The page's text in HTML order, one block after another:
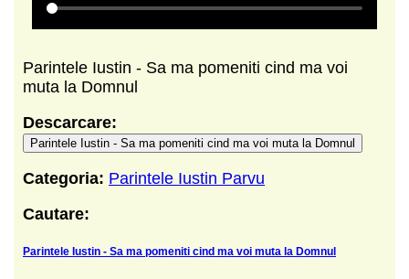
Parintele Iustin - Sa ma pomeniti cind ma voi
muta la Domnul
Descarcare:
Parintele Iustin - Sa ma pomeniti cind ma voi muta la Domnul
Categoria: Parintele Iustin Parvu
Cautare:
Parintele Iustin - Sa ma pomeniti cind ma voi muta la Domnul